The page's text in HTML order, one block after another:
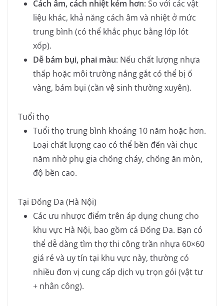
Cách âm, cách nhiệt kém hơn: So với các vật
liệu khác, khả năng cách âm và nhiệt ở mức
trung bình (có thể khắc phục bằng lớp lót
xốp).
Dễ bám bụi, phai màu: Nếu chất lượng nhựa
thấp hoặc môi trường nắng gắt có thể bị ố
vàng, bám bụi (cần vệ sinh thường xuyên).
Tuổi thọ
Tuổi thọ trung bình khoảng 10 năm hoặc hơn.
Loại chất lượng cao có thể bền đến vài chục
năm nhờ phụ gia chống cháy, chống ăn mòn,
độ bền cao.
Tại Đống Đa (Hà Nội)
Các ưu nhược điểm trên áp dụng chung cho
khu vực Hà Nội, bao gồm cả Đống Đa. Bạn có
thể dễ dàng tìm thợ thi công trần nhựa 60×60
giá rẻ và uy tín tại khu vực này, thường có
nhiều đơn vị cung cấp dịch vụ trọn gói (vật tư
+ nhân công).